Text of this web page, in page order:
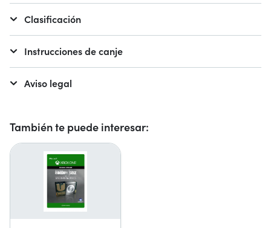
También te puede interesar:
Clasificación
Instrucciones de canje
Aviso legal